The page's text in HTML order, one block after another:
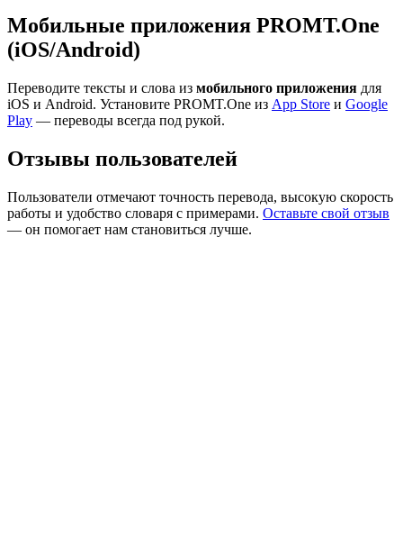
Мобильные приложения PROMT.One
(iOS/Android)
Переводите тексты и слова из мобильного приложения для
iOS и Android. Установите PROMT.One из App Store и Google
Play — переводы всегда под рукой.
Отзывы пользователей
Пользователи отмечают точность перевода, высокую скорость
работы и удобство словаря с примерами. Оставьте свой отзыв
— он помогает нам становиться лучше.